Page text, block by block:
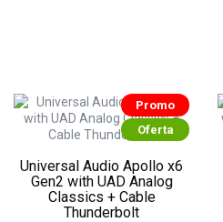
Promo
Oferta
Universal Audio Apollo x6
Gen2 with UAD Analog
Classics + Cable
Thunderbolt